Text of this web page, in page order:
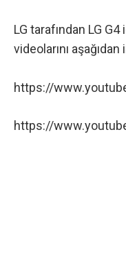
LG tarafından LG G4
videolarını
https://
https://